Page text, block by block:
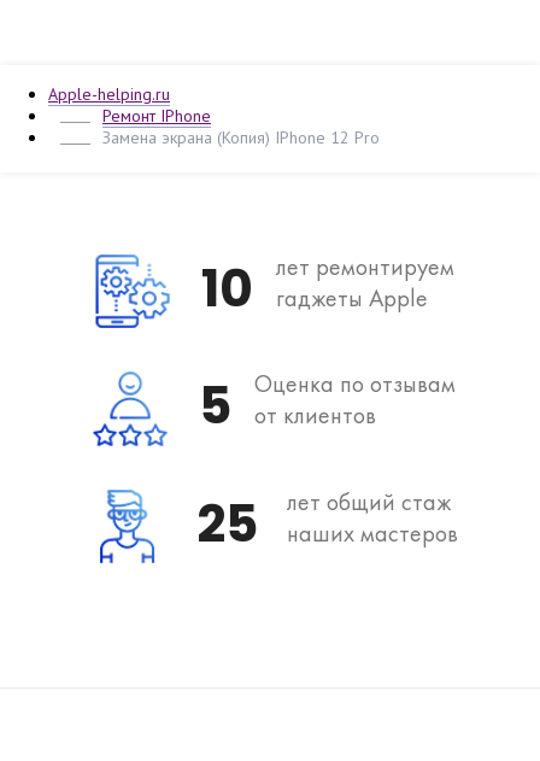
Apple-helping.ru
Ремонт IPhone
Замена экрана (Копия) IPhone 12 Pro
10
лет ремонтируем
гаджеты Apple
5
Оценка по отзывам
от клиентов
25
лет общий стаж
наших мастеров